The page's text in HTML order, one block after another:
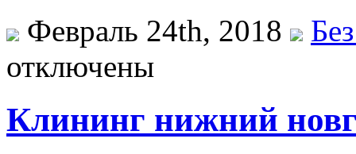
Февраль 24th, 2018
отключены
Клининг нижний